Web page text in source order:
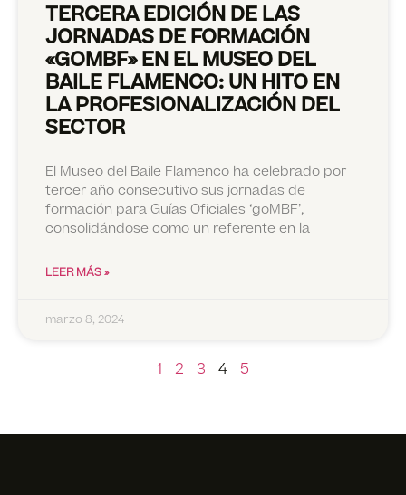
TERCERA EDICIÓN DE LAS
JORNADAS DE FORMACIÓN
«GOMBF» EN EL MUSEO DEL
BAILE FLAMENCO: UN HITO EN
LA PROFESIONALIZACIÓN DEL
SECTOR
El Museo del Baile Flamenco ha celebrado por
tercer año consecutivo sus jornadas de
formación para Guías Oficiales ‘goMBF’,
consolidándose como un referente en la
LEER MÁS »
marzo 8, 2024
1 2 3 4 5